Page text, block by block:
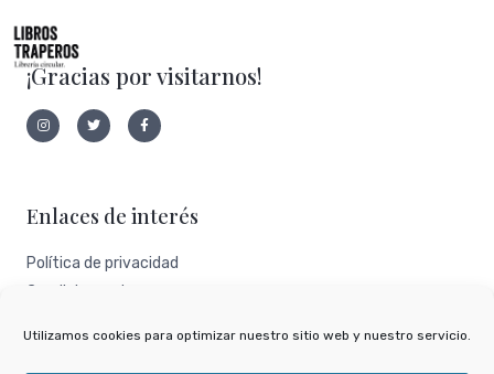
Utilizamos cookies para optimizar nuestro sitio web y nuestro servicio.
¡Gracias por visitarnos!
n
s
t
m
w
i
t
a
c
e
f
Enlaces de interés
Política de privacidad
Condiciones de uso